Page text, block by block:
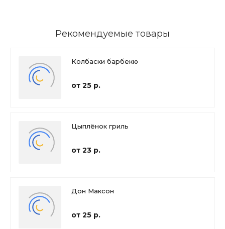
Рекомендуемые товары
Колбаски барбекю
от 25 р.
Цыплёнок гриль
от 23 р.
Дон Максон
от 25 р.